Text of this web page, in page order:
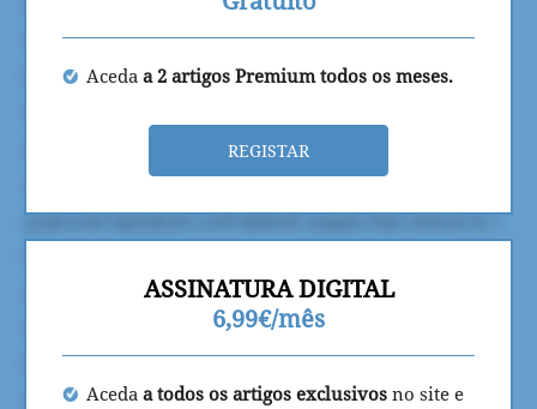
Aceda a 2 artigos Premium todos os meses.
REGISTAR
ASSINATURA DIGITAL
6,99€/mês
Aceda a todos os artigos exclusivos no site e